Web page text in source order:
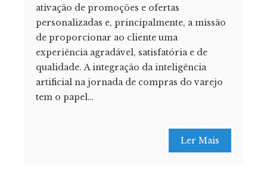
ativação de promoções e ofertas
personalizadas e, principalmente, a missão
de proporcionar ao cliente uma
experiência agradável, satisfatória e de
qualidade. A integração da inteligência
artificial na jornada de compras do varejo
tem o papel…
Ler Mais